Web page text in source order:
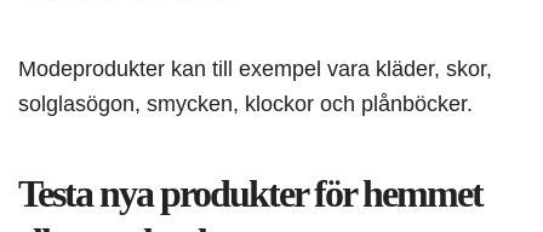
Modeprodukter kan till exempel vara kläder, skor,
solglasögon, smycken, klockor och plånböcker.
Testa nya produkter för hemmet